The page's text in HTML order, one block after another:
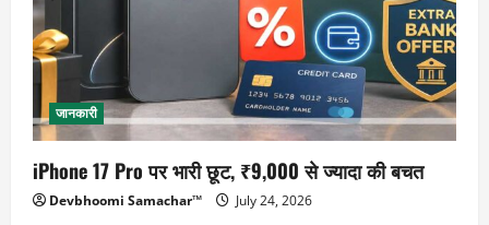
जानकारी
iPhone 17 Pro पर भारी छूट, ₹9,000 से ज्यादा की बचत
Devbhoomi Samachar™ July 24, 2026